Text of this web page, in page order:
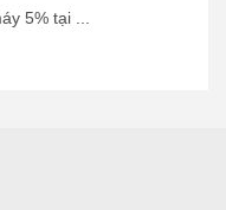
5% tại ...